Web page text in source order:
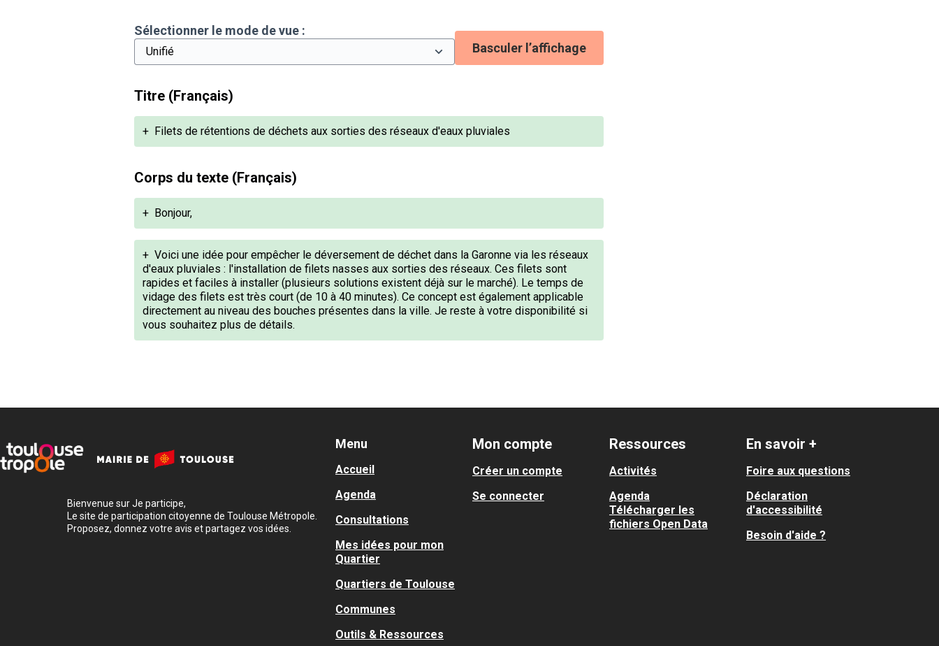
Sélectionner le mode de vue :
Basculer l’affichage
Titre (Français)
+ Filets de rétentions de déchets aux sorties des réseaux d'eaux pluviales
Corps du texte (Français)
+ Bonjour,
+ Voici une idée pour empêcher le déversement de déchet dans la Garonne via les réseaux
d'eaux pluviales : l'installation de filets nasses aux sorties des réseaux. Ces filets sont
rapides et faciles à installer (plusieurs solutions existent déjà sur le marché). Le temps de
vidage des filets est très court (de 10 à 40 minutes). Ce concept est également applicable
directement au niveau des bouches présentes dans la ville. Je reste à votre disponibilité si
vous souhaitez plus de détails.
Bienvenue sur Je participe,
Le site de participation citoyenne de Toulouse Métropole.
Proposez, donnez votre avis et partagez vos idées.
Menu
Accueil
Agenda
Consultations
Mes idées pour mon
Quartier
Quartiers de Toulouse
Communes
Outils & Ressources
Mon compte
Créer un compte
Se connecter
Ressources
Activités
Agenda
Télécharger les
fichiers Open Data
En savoir +
Foire aux questions
Déclaration
d'accessibilité
Besoin d'aide ?